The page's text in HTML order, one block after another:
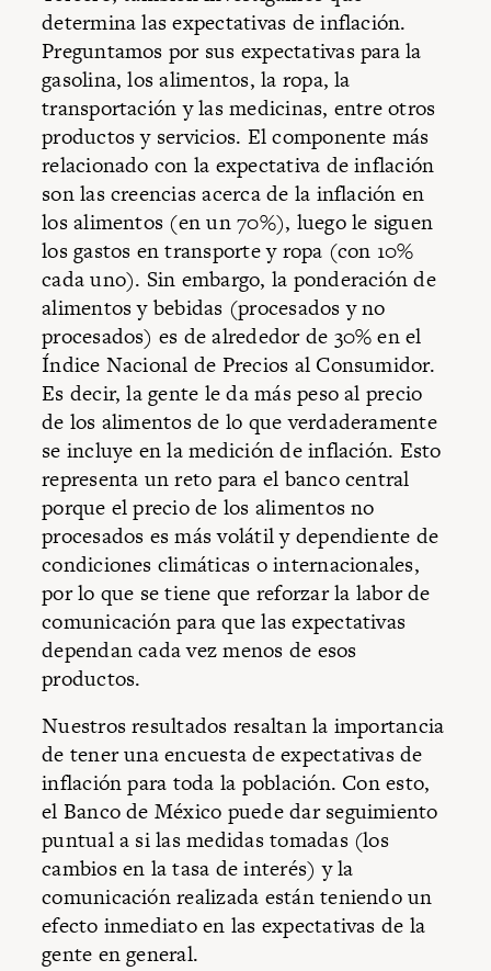
determina las expectativas de inflación.
Preguntamos por sus expectativas para la
gasolina, los alimentos, la ropa, la
transportación y las medicinas, entre otros
productos y servicios. El componente más
relacionado con la expectativa de inflación
son las creencias acerca de la inflación en
los alimentos (en un 70%), luego le siguen
los gastos en transporte y ropa (con 10%
cada uno). Sin embargo, la ponderación de
alimentos y bebidas (procesados y no
procesados) es de alrededor de 30% en el
Índice Nacional de Precios al Consumidor.
Es decir, la gente le da más peso al precio
de los alimentos de lo que verdaderamente
se incluye en la medición de inflación. Esto
representa un reto para el banco central
porque el precio de los alimentos no
procesados es más volátil y dependiente de
condiciones climáticas o internacionales,
por lo que se tiene que reforzar la labor de
comunicación para que las expectativas
dependan cada vez menos de esos
productos.
Nuestros resultados resaltan la importancia
de tener una encuesta de expectativas de
inflación para toda la población. Con esto,
el Banco de México puede dar seguimiento
puntual a si las medidas tomadas (los
cambios en la tasa de interés) y la
comunicación realizada están teniendo un
efecto inmediato en las expectativas de la
gente en general.